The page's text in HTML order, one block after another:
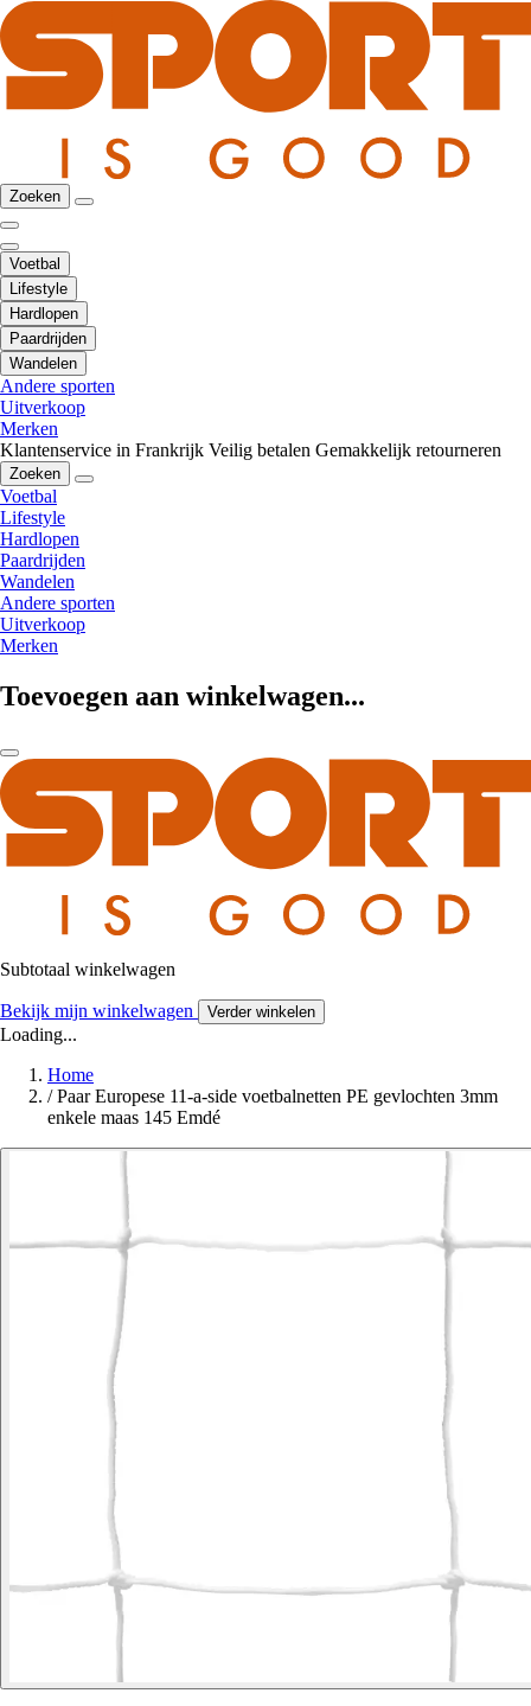
Zoeken
Voetbal
Lifestyle
Hardlopen
Paardrijden
Wandelen
Andere sporten
Uitverkoop
Merken
Klantenservice in Frankrijk Veilig betalen Gemakkelijk retourneren
Zoeken
Voetbal
Lifestyle
Hardlopen
Paardrijden
Wandelen
Andere sporten
Uitverkoop
Merken
Toevoegen aan winkelwagen...
Subtotaal winkelwagen
Bekijk mijn winkelwagen Verder winkelen
Loading...
Home
/ Paar Europese 11-a-side voetbalnetten PE gevlochten 3mm
enkele maas 145 Emdé